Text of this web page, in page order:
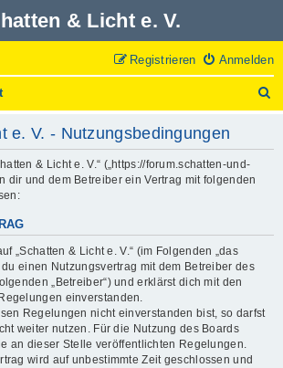
& Licht e. V.
Anmelden
Registrieren
u
e. V. - Nutzungsbedingungen
& Licht e. V.“ („https://forum.schatten-und-
dir und dem Betreiber ein Vertrag mit folgenden
„Schatten & Licht e. V.“ (im Folgenden „das
du einen Nutzungsvertrag mit dem Betreiber des
„Betreiber“) und erklärst dich mit den
einverstanden.
Regelungen nicht einverstanden bist, so darfst
weiter nutzen. Für die Nutzung des Boards
an dieser Stelle veröffentlichten Regelungen.
wird auf unbestimmte Zeit geschlossen und